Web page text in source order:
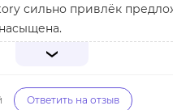
сильно привлёк
чате Slack.
срок сдачи работы.